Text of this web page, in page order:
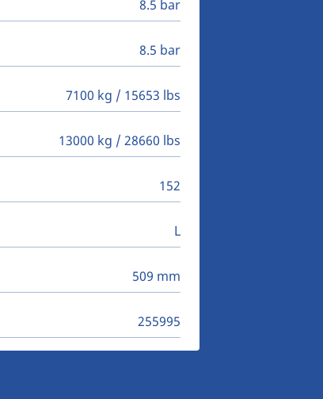
8.5 bar
8.5 bar
7100 kg / 15653 lbs
13000 kg / 28660 lbs
152
L
509 mm
255995